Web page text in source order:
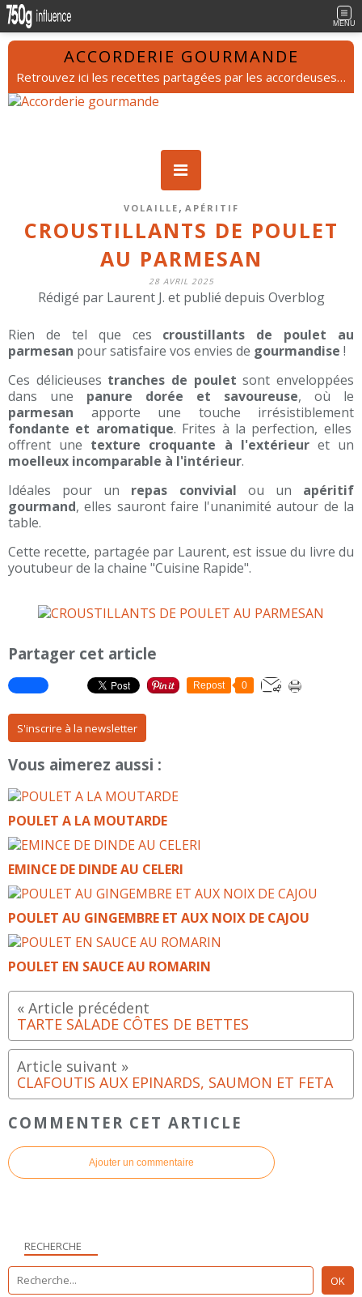
MENU
ACCORDERIE GOURMANDE
Retrouvez ici les recettes partagées par les accordeuses et les accordeurs.
VOLAILLE , APÉRITIF
CROUSTILLANTS DE POULET
AU PARMESAN
28 AVRIL 2025
Rédigé par Laurent J. et publié depuis Overblog
Rien de tel que ces croustillants de poulet au
parmesan pour satisfaire vos envies de gourmandise !
Ces délicieuses tranches de pouletsont enveloppées
dans une panure dorée et savoureuse, où le
parmesan apporte une touche irrésistiblement
fondante et aromatique. Frites à la perfection, elles
offrent une texture croquante à l'extérieur et un
moelleux incomparable à l'intérieur.
Idéales pour un repas convivial ou un apéritif
gourmand, elles sauront faire l'unanimité autour de la
table.
Cette recette, partagée par Laurent, est issue du livre du
youtubeur de la chaine "Cuisine Rapide".
Partager cet article
Repost 0
S'inscrire à la newsletter
Vous aimerez aussi :
POULET A LA MOUTARDE
EMINCE DE DINDE AU CELERI
POULET AU GINGEMBRE ET AUX NOIX DE CAJOU
POULET EN SAUCE AU ROMARIN
TARTE SALADE CÔTES DE BETTES
CLAFOUTIS AUX EPINARDS, SAUMON ET FETA
COMMENTER CET ARTICLE
Ajouter un commentaire
RECHERCHE